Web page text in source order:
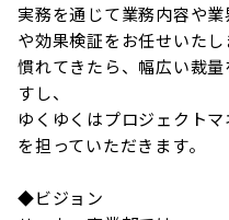
実務を通じて業務内容や
や効果検証をお任せいたし
慣れてきたら、幅広い裁
すし、
ゆくゆくはプロジェクト
を担っていただきます。
◆ビジョン